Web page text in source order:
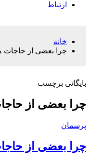
ارتباط
خانه
چرا بعضی از حاجات
بایگانی برچسب
چرا بعضی از
پرسمان
چرا بعضی از